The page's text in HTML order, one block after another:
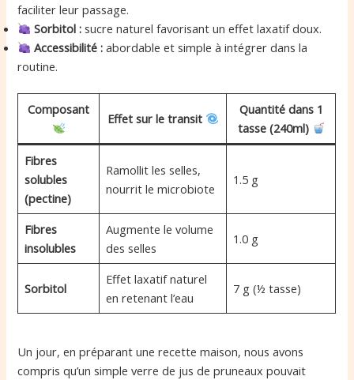
faciliter leur passage.
Sorbitol : sucre naturel favorisant un effet laxatif doux.
Accessibilité : abordable et simple à intégrer dans la
routine.
Composant
Effet sur le transit
Quantité dans 1
tasse (240ml)
Fibres
solubles
(pectine)
Ramollit les selles,
nourrit le microbiote
1.5 g
Fibres
insolubles
Augmente le volume
des selles
1.0 g
Sorbitol
Effet laxatif naturel
en retenant l’eau
7 g (½ tasse)
Un jour, en préparant une recette maison, nous avons
compris qu’un simple verre de jus de pruneaux pouvait